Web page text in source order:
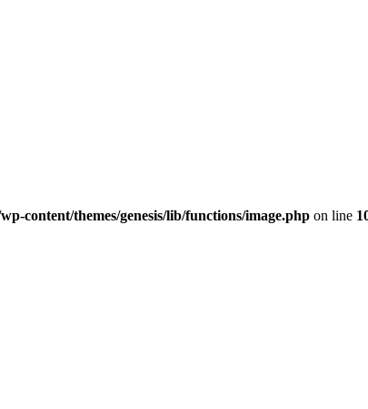
content/themes/genesis/lib/functions/image.php on line